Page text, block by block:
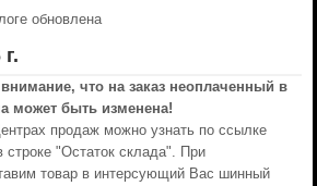
обновлена
что на заказ неоплаченный в
может быть изменена!
продаж можно узнать по ссылке
строке "Остаток склада". При
товар в интерсующий Вас шинный